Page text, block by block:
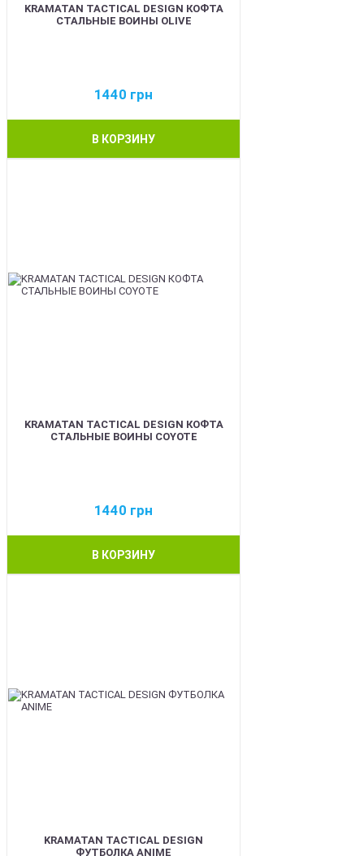
KRAMATAN TACTICAL DESIGN КОФТА
СТАЛЬНЫЕ ВОИНЫ OLIVE
1440 грн
В КОРЗИНУ
KRAMATAN TACTICAL DESIGN КОФТА
СТАЛЬНЫЕ ВОИНЫ COYOTE
1440 грн
В КОРЗИНУ
KRAMATAN TACTICAL DESIGN
ФУТБОЛКА ANIME